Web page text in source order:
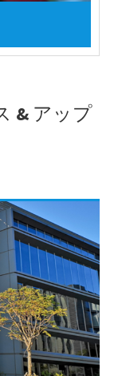
& アップ